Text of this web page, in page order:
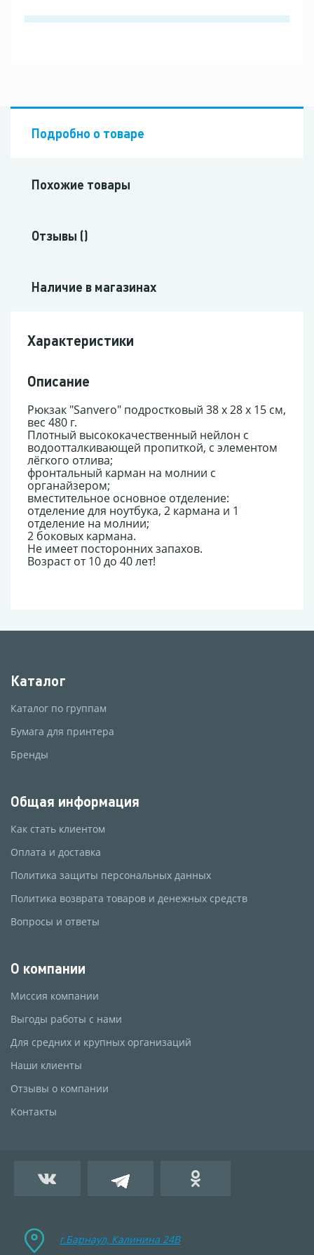
Подробно о товаре
Похожие товары
Отзывы ()
Наличие в магазинах
Характеристики
Описание
Рюкзак "Sanvero" подростковый 38 х 28 х 15 см,
вес 480 г.
Плотный высококачественный нейлон с
водоотталкивающей пропиткой, с элементом
лёгкого отлива;
фронтальный карман на молнии с
органайзером;
вместительное основное отделение:
отделение для ноутбука, 2 кармана и 1
отделение на молнии;
2 боковых кармана.
Не имеет посторонних запахов.
Возраст от 10 до 40 лет!
Каталог
Каталог по группам
Бумага для принтера
Бренды
Общая информация
Как стать клиентом
Оплата и доставка
Политика защиты персональных данных
Политика возврата товаров и денежных средств
Вопросы и ответы
О компании
Миссия компании
Выгоды работы с нами
Для средних и крупных организаций
Наши клиенты
Отзывы о компании
Контакты
г.Барнаул, Калинина 24B